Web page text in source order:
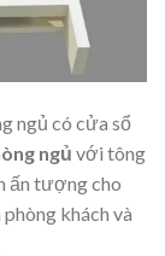
ngủ có cửa sổ
ngủ với tông
ấn tượng cho
khách và